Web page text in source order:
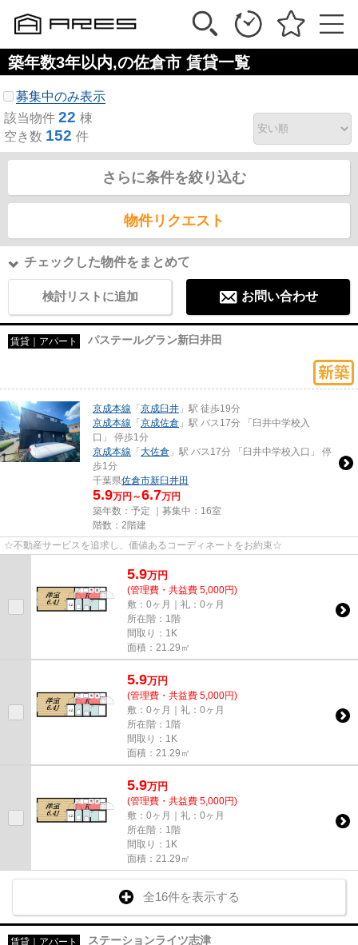
築年数3年以内,の佐倉市 賃貸一覧
募集中のみ表示
該当物件 22 棟
空き数 152 件
さらに条件を絞り込む
物件リクエスト
チェックした物件をまとめて
検討リストに追加 お問い合わせ
賃貸｜アパート パステールグラン新臼井田
京成本線 「 京成臼井 」駅 徒歩19分
京成本線 「 京成佐倉 」駅 バス17分 「臼井中学校入
口」 停歩1分
京成本線 「 大佐倉 」駅 バス17分 「臼井中学校入口」 停
歩1分
千葉県佐倉市新臼井田
5.9万円～6.7万円
築年数：予定 ｜募集中： 16室
階数：2階建
☆不動産サービスを追求し、価値あるコーディネートをお約束☆
5.9万円
(管理費・共益費 5,000円)
敷：0ヶ月｜礼：0ヶ月
所在階：1階
間取り：1K
面積：21.29㎡
5.9万円
(管理費・共益費 5,000円)
敷：0ヶ月｜礼：0ヶ月
所在階：1階
間取り：1K
面積：21.29㎡
5.9万円
(管理費・共益費 5,000円)
敷：0ヶ月｜礼：0ヶ月
所在階：1階
間取り：1K
面積：21.29㎡
全16件を表示する
賃貸｜アパート ステーションライツ志津